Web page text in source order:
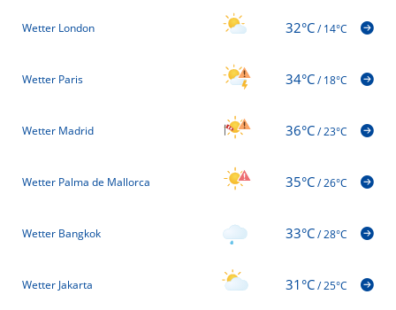
Wetter London 32°C/14°C
Wetter Paris 34°C/18°C
Wetter Madrid 36°C/23°C
Wetter Palma de Mallorca 35°C/26°C
Wetter Bangkok 33°C/28°C
Wetter Jakarta 31°C/25°C